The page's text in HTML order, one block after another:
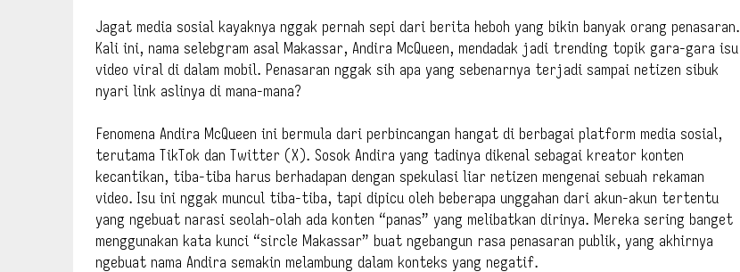
Jagat media sosial kayaknya nggak pernah sepi dari berita heboh yang bikin banyak orang penasaran.
Kali ini, nama selebgram asal Makassar, Andira McQueen, mendadak jadi trending topik gara-gara isu
video viral di dalam mobil. Penasaran nggak sih apa yang sebenarnya terjadi sampai netizen sibuk
nyari link aslinya di mana-mana?
Fenomena Andira McQueen ini bermula dari perbincangan hangat di berbagai platform media sosial,
terutama TikTok dan Twitter (X). Sosok Andira yang tadinya dikenal sebagai kreator konten
kecantikan, tiba-tiba harus berhadapan dengan spekulasi liar netizen mengenai sebuah rekaman
video. Isu ini nggak muncul tiba-tiba, tapi dipicu oleh beberapa unggahan dari akun-akun tertentu
yang ngebuat narasi seolah-olah ada konten “panas” yang melibatkan dirinya. Mereka sering banget
menggunakan kata kunci “sircle Makassar” buat ngebangun rasa penasaran publik, yang akhirnya
ngebuat nama Andira semakin melambung dalam konteks yang negatif.